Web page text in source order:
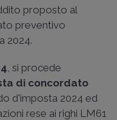
proposto al
preventivo
2024.
, si procede
di concordato
d'imposta 2024 ed
rese ai righi LM61